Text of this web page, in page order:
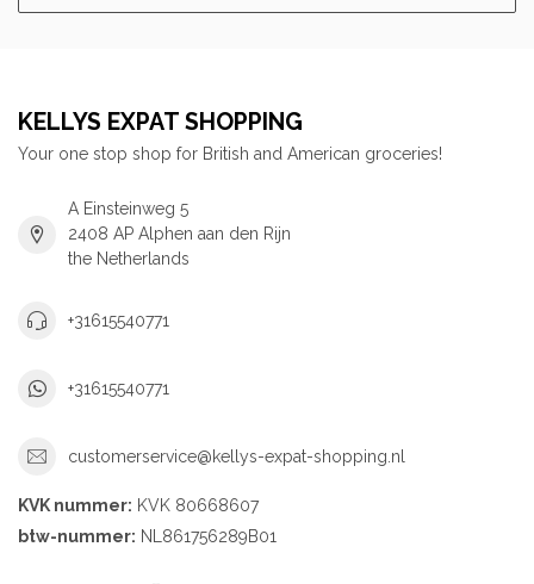
KELLYS EXPAT SHOPPING
Your one stop shop for British and American groceries!
A Einsteinweg 5
2408 AP Alphen aan den Rijn
the Netherlands
+31615540771
+31615540771
customerservice@kellys-expat-shopping.nl
KVK nummer: KVK 80668607
btw-nummer: NL861756289B01